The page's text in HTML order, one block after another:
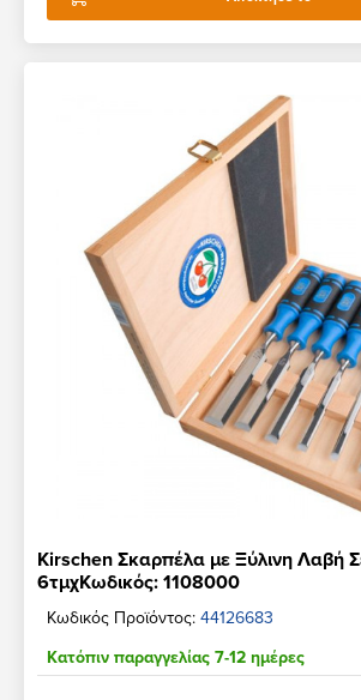
Kirschen Σκαρπέλα με Ξύλινη Λαβή
6τμχΚωδικός: 1108000
Κωδικός Προϊόντος: 44126683
Κατόπιν παραγγελίας 7-12 ημέρες